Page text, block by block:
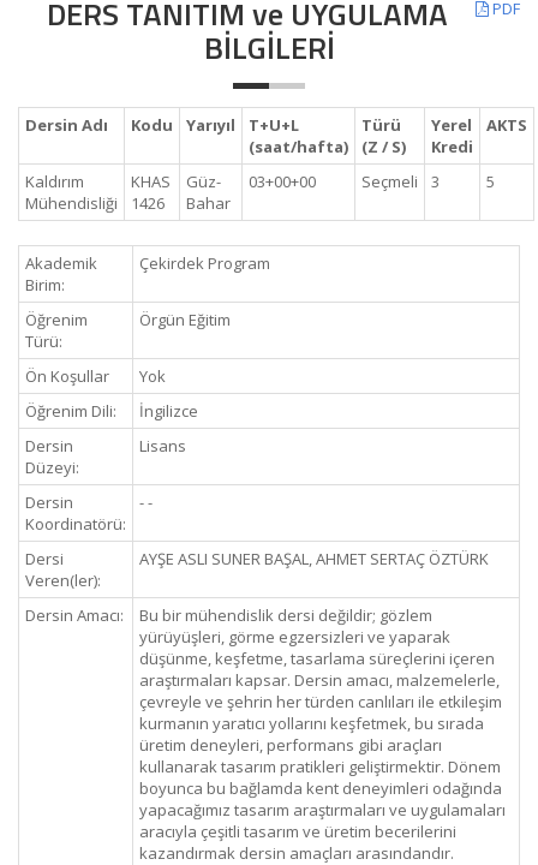
PDF
DERS TANITIM ve UYGULAMA
BİLGİLERİ
Dersin Adı Kodu Yarıyıl
T+U+L
(saat/hafta)
Türü
(Z / S)
Yerel
Kredi
AKTS
Kaldırım
Mühendisliği
KHAS
1426
Güz-
Bahar
03+00+00 Seçmeli 3 5
Akademik
Birim:
Çekirdek Program
Öğrenim
Türü:
Örgün Eğitim
Ön Koşullar
Yok
Öğrenim Dili:
İngilizce
Dersin
Düzeyi:
Lisans
Dersin
Koordinatörü:
- -
Dersi
Veren(ler):
AYŞE ASLI SUNER BAŞAL, AHMET SERTAÇ ÖZTÜRK
Dersin Amacı:
Bu bir mühendislik dersi değildir; gözlem
yürüyüşleri, görme egzersizleri ve yaparak
düşünme, keşfetme, tasarlama süreçlerini içeren
araştırmaları kapsar. Dersin amacı, malzemelerle,
çevreyle ve şehrin her türden canlıları ile etkileşim
kurmanın yaratıcı yollarını keşfetmek, bu sırada
üretim deneyleri, performans gibi araçları
kullanarak tasarım pratikleri geliştirmektir. Dönem
boyunca bu bağlamda kent deneyimleri odağında
yapacağımız tasarım araştırmaları ve uygulamaları
aracıyla çeşitli tasarım ve üretim becerilerini
kazandırmak dersin amaçları arasındandır.